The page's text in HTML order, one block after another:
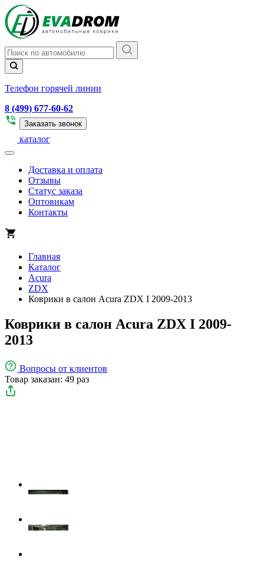
Телефон горячей линии
8 (499) 677-60-62
Заказать звонок
каталог
Доставка и оплата
Отзывы
Статус заказа
Оптовикам
Контакты
Главная
Каталог
Acura
ZDX
Коврики в салон Acura ZDX I 2009-2013
Коврики в салон Acura ZDX I 2009-
2013
Вопросы от клиентов
Товар заказан: 49 раз